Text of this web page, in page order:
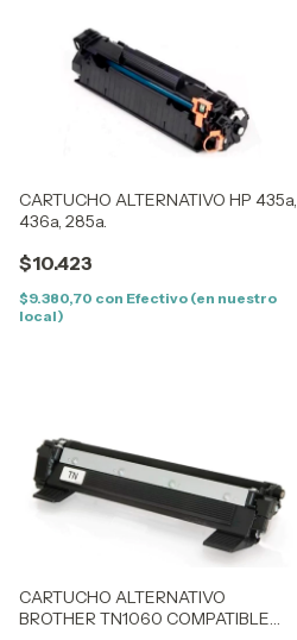
CARTUCHO ALTERNATIVO HP 435a,
436a, 285a.
$10.423
$9.380,70 con Efectivo (en nuestro
local)
CARTUCHO ALTERNATIVO
BROTHER TN1060 COMPATIBLE